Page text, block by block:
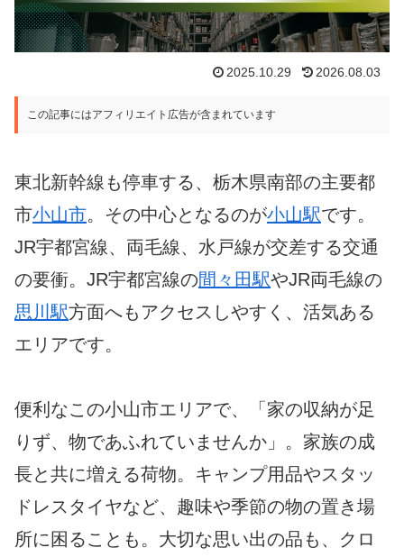
2025.10.29 2026.08.03
この記事にはアフィリエイト広告が含まれています
東北新幹線も停車する、栃木県南部の主要都
市小山市。その中心となるのが小山駅です。
JR宇都宮線、両毛線、水戸線が交差する交通
の要衝。JR宇都宮線の間々田駅やJR両毛線の
思川駅方面へもアクセスしやすく、活気ある
エリアです。
便利なこの小山市エリアで、「家の収納が足
りず、物であふれていませんか」。家族の成
長と共に増える荷物。キャンプ用品やスタッ
ドレスタイヤなど、趣味や季節の物の置き場
所に困ることも。大切な思い出の品も、クロ